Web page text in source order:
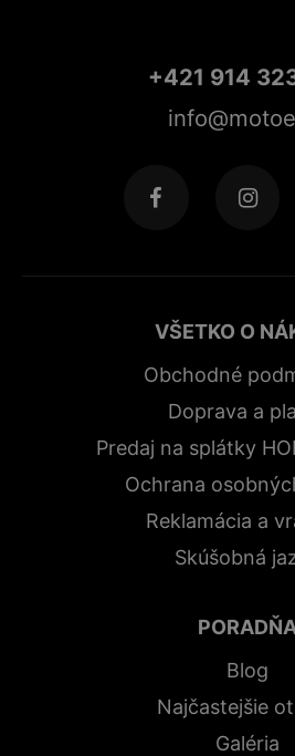
+421 914
VŠETKO O
Obchodné
Doprava a
Predaj na splátky
Ochrana
Reklamácia a
Skúšobná
Blog
Najčastejšie
Galéria